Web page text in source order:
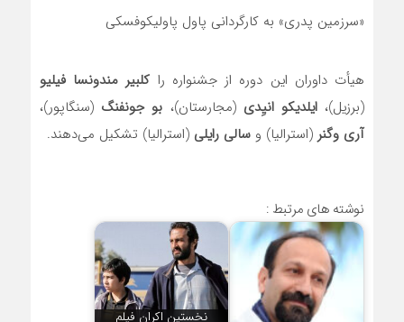
«سرزمین پدری» به کارگردانی پاول پاولیکوفسکی
هیأت داوران این دوره از جشنواره را کلبیر مندونسا فیلیو
(برزیل)،ایلدیکو انیِدی (مجارستان)، بو جونفنگ (سنگاپور)،
آری وگنر (استرالیا) و سالی رایلی (استرالیا) تشکیل می‌دهند.
نوشته های مرتبط :
نخستین اکران فیلم